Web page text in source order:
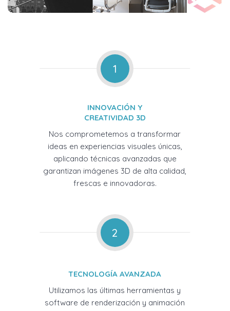
1
INNOVACIÓN Y
CREATIVIDAD 3D
Nos comprometemos a transformar
ideas en experiencias visuales únicas,
aplicando técnicas avanzadas que
garantizan imágenes 3D de alta calidad,
frescas e innovadoras.
2
TECNOLOGÍA AVANZADA
Utilizamos las últimas herramientas y
software de renderización y animación